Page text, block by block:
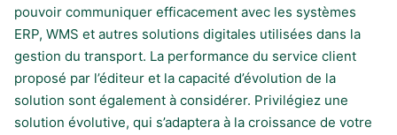
pouvoir communiquer efficacement avec les systèmes
ERP, WMS et autres solutions digitales utilisées dans la
gestion du transport. La performance du service client
proposé par l’éditeur et la capacité d’évolution de la
solution sont également à considérer. Privilégiez une
solution évolutive, qui s’adaptera à la croissance de votre